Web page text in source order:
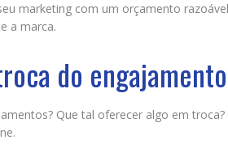
marketing com um orçamento
a marca.
do engajamento
Que tal oferecer algo em